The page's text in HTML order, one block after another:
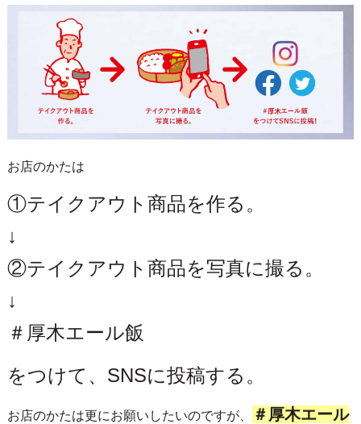
お店のかたは
①テイクアウト商品を作る。
↓
②テイクアウト商品を写真に撮る。
↓
＃厚木エール飯
をつけて、SNSに投稿する。
お店のかたは更にお願いしたいのですが、 ＃厚木エール